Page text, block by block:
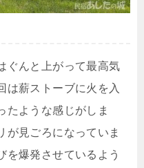
ぐんと上がって最高気
は薪ストーブに火を入
たような感じがしま
が見ごろになっていま
を爆発させているよう